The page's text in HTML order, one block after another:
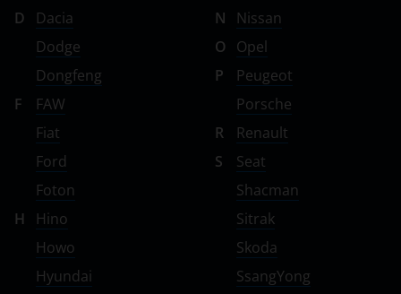
D
Dacia
Dodge
Dongfeng
F
FAW
Fiat
Ford
Foton
H
Hino
Howo
Hyundai
N
Nissan
O
Opel
P
Peugeot
Porsche
R
Renault
S
Seat
Shacman
Sitrak
Skoda
SsangYong